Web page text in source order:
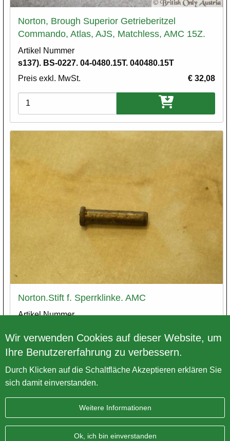
Norton, Brough Superior Getrieberitzel
Commando, Atlas, AJS, Matchless, AMC 15Z.
Artikel Nummer
s137). BS-0227. 04-0480.15T. 040480.15T
Preis exkl. MwSt.
€ 32,08
Varianten
Norton.Stift f. Sperrklinke. AMC
Artikel Nummer
Preis exkl. MwSt.
€ 2,58
Impressum Datenschutz Sitemap AGB
Wir verwenden Cookies auf dieser Website, um
Ihre Benutzererfahrung zu verbessern.
Durch Klicken auf die Schaltfläche Akzeptieren erklären Sie
sich damit einverstanden.
Weitere Informationen
Ok, ich bin einverstanden